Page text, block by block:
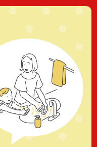
0120-87-8709
139-365